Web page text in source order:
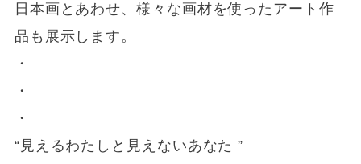
日本画とあわせ、様々な画材を使ったアート作
品も展示します。
・
・
・
“見えるわたしと見えないあなた ”